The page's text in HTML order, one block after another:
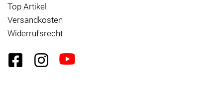
Top Artikel
Versandkosten
Widerrufsrecht